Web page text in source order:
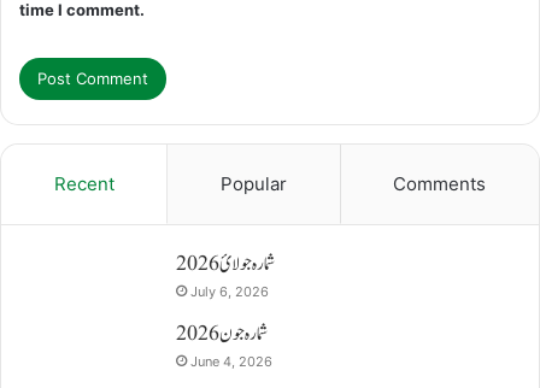
time I comment.
Recent Popular Comments
شمارہ جولائ 2026
July 6, 2026
شمارہ جون 2026
June 4, 2026